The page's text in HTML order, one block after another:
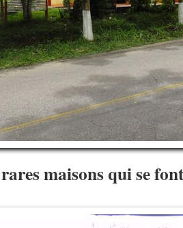
maisons qui se